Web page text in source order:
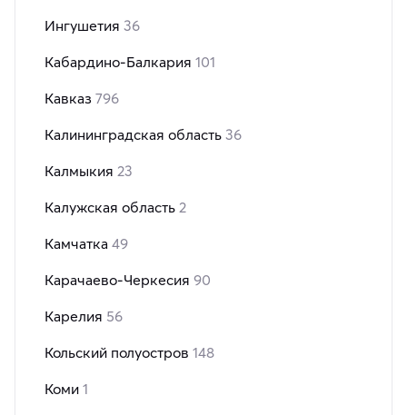
Ингушетия 36
Кабардино-Балкария 101
Кавказ 796
Калининградская область 36
Калмыкия 23
Калужская область 2
Камчатка 49
Карачаево-Черкесия 90
Карелия 56
Кольский полуостров 148
Коми 1